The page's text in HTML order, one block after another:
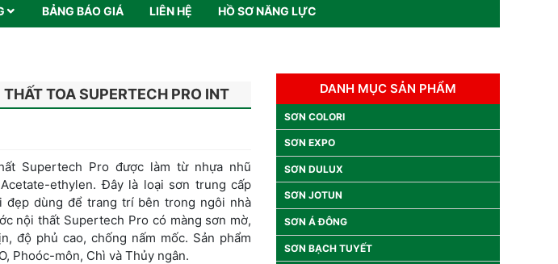
BẢNG BÁO GIÁ LIÊN HỆ HỒ SƠ NĂNG LỰC
TOA SUPERTECH PRO INT
Supertech Pro được làm từ nhựa nhũ
ethylen. Đây là loại sơn trung cấp
đẹp dùng để trang trí bên trong ngôi nhà
nội thất Supertech Pro có màng sơn mờ,
độ phủ cao, chống nấm mốc. Sản phẩm
Phoóc-môn, Chì và Thủy ngân.
DANH MỤC SẢN PHẨM
SƠN COLORI
SƠN EXPO
SƠN DULUX
SƠN JOTUN
SƠN Á ĐÔNG
SƠN BẠCH TUYẾT